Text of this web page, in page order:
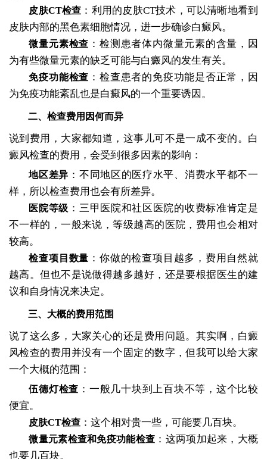
皮肤CT检查 ：利用的皮肤CT技术，可以清晰地看到
皮肤内部的黑色素细胞情况，进一步确诊白癜风。
微量元素检查 ：检测患者体内微量元素的含量，因
为有些微量元素的缺乏可能与白癜风的发生有关。
免疫功能检查 ：检查患者的免疫功能是否正常，因
为免疫功能紊乱也是白癜风的一个重要诱因。
二、检查费用因何而异
说到费用，大家都知道，这事儿可不是一成不变的。白
癜风检查的费用，会受到很多因素的影响：
地区差异 ：不同地区的医疗水平、消费水平都不一
样，所以检查费用也会有所差异。
医院等级 ：三甲医院和社区医院的收费标准肯定是
不一样的，一般来说，等级越高的医院，费用也会相对
较高。
检查项目数量 ：你做的检查项目越多，费用自然就
越高。但也不是说做得越多越好，还是要根据医生的建
议和自身情况来决定。
三、大概的费用范围
说了这么多，大家关心的还是费用问题。其实啊，白癜
风检查的费用并没有一个固定的数字，但我可以给大家
一个大概的范围：
伍德灯检查 ：一般几十块到上百块不等，这个比较
便宜。
皮肤CT检查 ：这个相对贵一些，可能要几百块。
微量元素检查和免疫功能检查 ：这两项加起来，大概
也要几百块。